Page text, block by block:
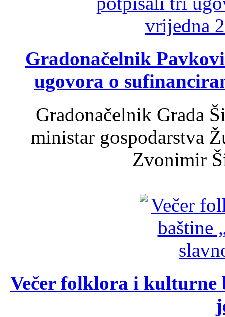
Gradonačelnik
ugovora o
Gradonačelnik Grada
ministar gospodarstva
Zvonimir
Večer folklora i kulturne